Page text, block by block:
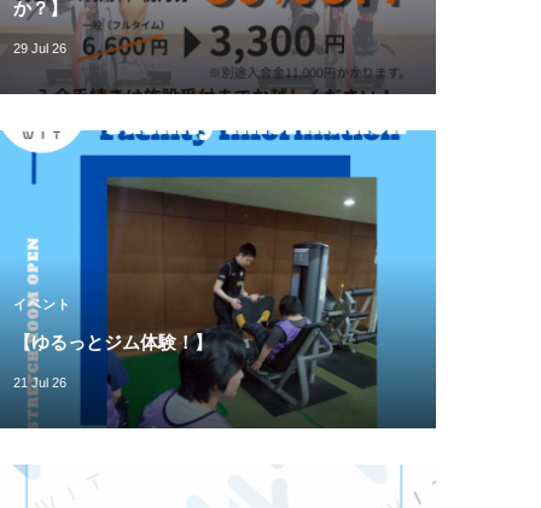
か？】
29 Jul 26
イベント
【ゆるっとジム体験！】
21 Jul 26